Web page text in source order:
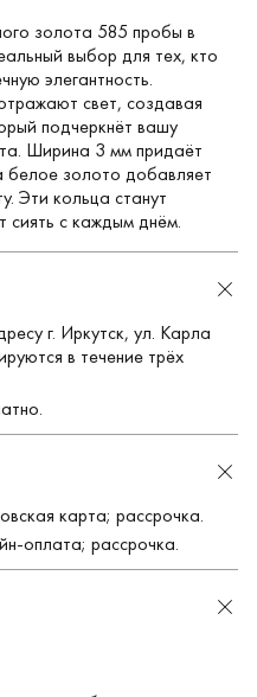
золота 585 пробы в
выбор для тех, кто
элегантность.
свет, создавая
подчеркнёт вашу
Ширина 3 мм придаёт
белое золото добавляет
Эти кольца станут
с каждым днём.
г. Иркутск, ул. Карла
в течение трёх
карта; рассрочка.
оплата; рассрочка.